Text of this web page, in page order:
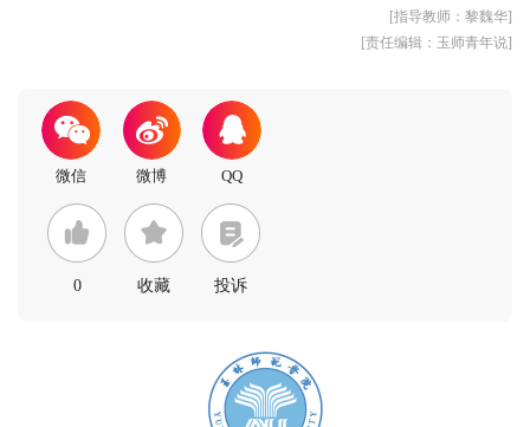
[指导教师：黎魏华]
[责任编辑：玉师青年说]
0 收藏 投诉